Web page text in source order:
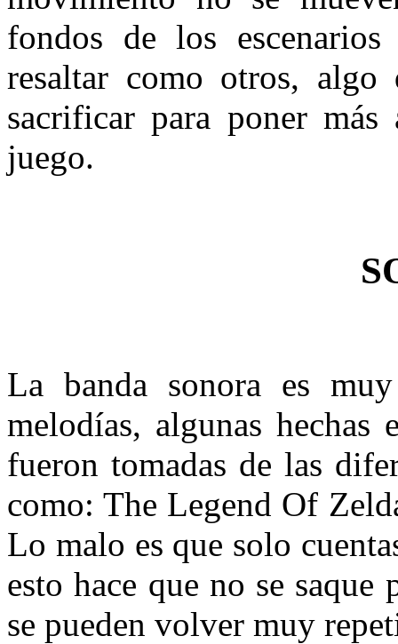
fondos de los
resaltar como otros, algo
sacrificar para poner
juego.
La banda sonora es
melodías, algunas
fueron tomadas de las
como: The Legend Of
Lo malo es que solo
esto hace que no se
se pueden volver muy